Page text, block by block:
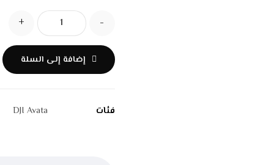
-
+
إضافة إلى السلة
فئات DJI Avata